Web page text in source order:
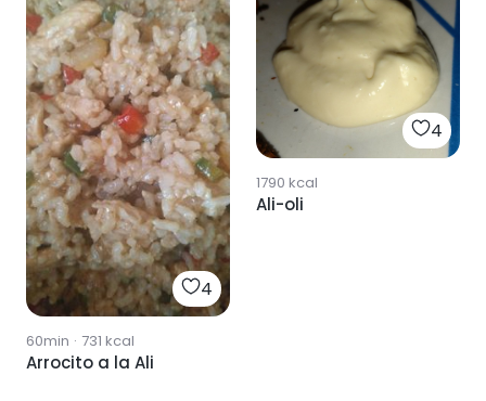
4
60min · 731 kcal
Arrocito a la Ali
4
1790 kcal
Ali-oli